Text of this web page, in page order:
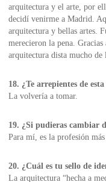
arquitectura y el arte, por
decidí venirme a Madrid.
arquitectura y bellas artes.
merecieron la pena.
arquitectura dista mucho de
18. ¿Te arrepientes de
La volvería a tomar.
19. ¿Si pudieras cambiar
Para mí, es la profesión
20. ¿Cuál es tu sello de
La arquitectura “hecha a